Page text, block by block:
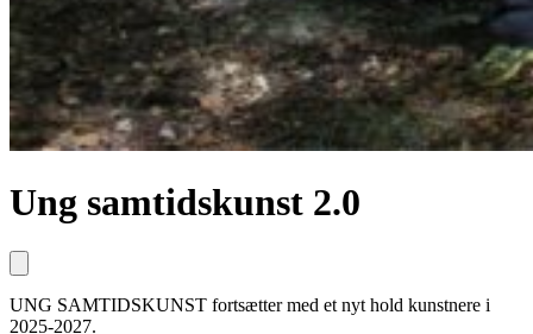
Ung samtidskunst 2.0
UNG SAMTIDSKUNST fortsætter med et nyt hold kunstnere i
2025-2027.